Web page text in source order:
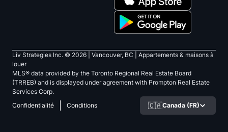
Liv Strategies Inc. © 2026 | Vancouver, BC |
Appartements & maisons à
louer
MLS® data provided by the Toronto Regional Real Estate Board
(TRREB) and is displayed under agreement with Prompton Real Estate
Services Corp.
Confidentialité
Conditions 🇨🇦Canada (FR)